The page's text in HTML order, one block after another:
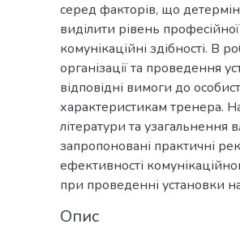
серед факторів, що
виділити рівень
комунікаційні здібності. В
організації та проведення
відповідні вимоги до
характеристикам тренера.
літератури та узагальнення
запропоновані практичні
ефективності
при проведенні установки
Опис